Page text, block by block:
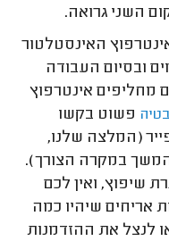
השני גרואה.
האינסטלטור
ובסיום העבודה
אינטרפוץ
פשוט בקשו
(המלצה שלנו,
גם בהמשך במקרה הצורך).
שיפוץ, ואין לכם
אריחים שיהיו כמה
לנצל את ההזדמנות